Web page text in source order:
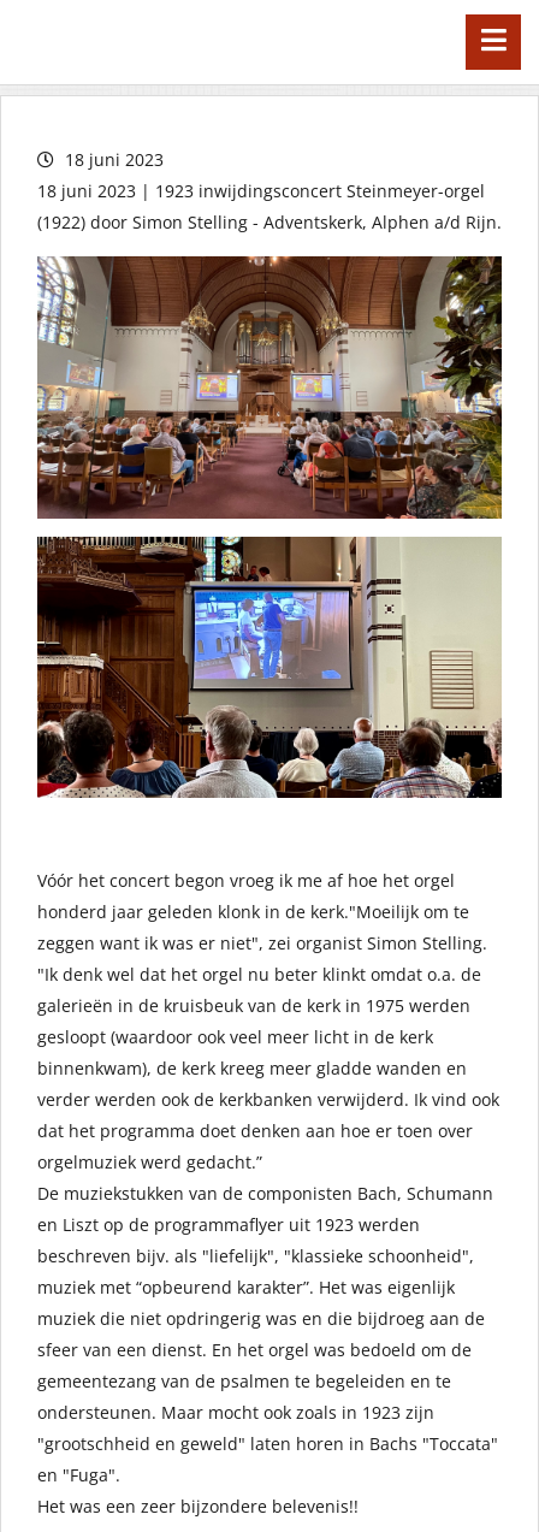
18 juni 2023
18 juni 2023 | 1923 inwijdingsconcert Steinmeyer-orgel
(1922) door Simon Stelling - Adventskerk, Alphen a/d Rijn.
Vóór het concert begon vroeg ik me af hoe het orgel
honderd jaar geleden klonk in de kerk."Moeilijk om te
zeggen want ik was er niet", zei organist Simon Stelling.
"Ik denk wel dat het orgel nu beter klinkt omdat o.a. de
galerieën in de kruisbeuk van de kerk in 1975 werden
gesloopt (waardoor ook veel meer licht in de kerk
binnenkwam), de kerk kreeg meer gladde wanden en
verder werden ook de kerkbanken verwijderd. Ik vind ook
dat het programma doet denken aan hoe er toen over
orgelmuziek werd gedacht.”
De muziekstukken van de componisten Bach, Schumann
en Liszt op de programmaflyer uit 1923 werden
beschreven bijv. als "liefelijk", "klassieke schoonheid",
muziek met “opbeurend karakter”. Het was eigenlijk
muziek die niet opdringerig was en die bijdroeg aan de
sfeer van een dienst. En het orgel was bedoeld om de
gemeentezang van de psalmen te begeleiden en te
ondersteunen. Maar mocht ook zoals in 1923 zijn
"grootschheid en geweld" laten horen in Bachs "Toccata"
en "Fuga".
Het was een zeer bijzondere belevenis!!